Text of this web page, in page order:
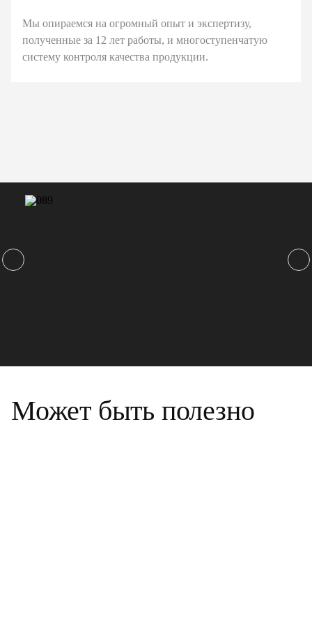
Мы опираемся на огромный опыт и экспертизу,
полученные за 12 лет работы, и многоступенчатую
систему контроля качества продукции.
Может быть полезно